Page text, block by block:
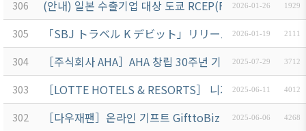
306 (안내) 일본 수출기업 대상 도쿄 RCEP(FTA) 해외활용지
2026-01-26 1929
305 「SBJ トラベル K デビット」リリース及び リリー
2026-01-19 2111
304 ［주식회사 AHA］AHA 창립 30주년 기념 전자칠판 특별
2025-07-29 3712
303 ［LOTTE HOTELS & RESORTS］ 니가타현 품격, 롯
2025-06-11 4012
302 ［다우재팬］온라인 기프트 GifttoBiz 및 SNS이벤트
2025-06-06 4268